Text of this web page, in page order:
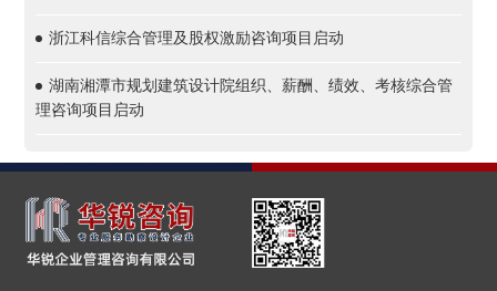
浙江科信综合管理及股权激励咨询项目启动
湖南湘潭市规划建筑设计院组织、薪酬、绩效、考核综合管
理咨询项目启动